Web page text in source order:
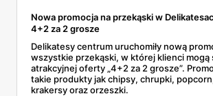
Nowa promocja na przekąski w
4+2 za 2 grosze
Delikatesy centrum uruchomiły nową
wszystkie przekąski, w której klienci mogą
atrakcyjnej oferty „4+2 za 2 grosze”.
takie produkty jak chipsy, chrupki,
krakersy oraz orzeszki.